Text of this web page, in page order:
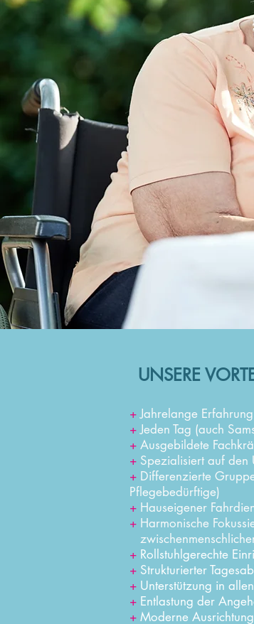
+Jahrelange
+Jeden Tag (auch
+ Ausgebildete
+ Spezialisiert auf den
+ Differenzierte
Pflegebedürftige)
+ Hauseigener
+ Harmonische
+ Rollstuhlgerechte
+ Strukturierter
+ Unterstützung in
+ Entlastung der
+ Moderne
UNSERE